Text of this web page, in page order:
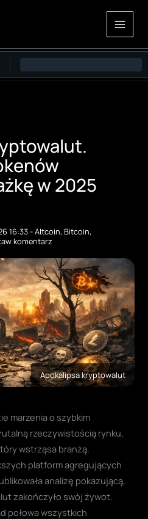
w 2025
16:33-Altcoin,Bitcoin,
komentarz
Apokalipsa kryptowalut
marzenia o szybkim
rzeczywistością rynku,
wstrząsa branżą.
platform agregujących
analizę pokazującą,
zakończyło swój żywot.
połowa wszystkich